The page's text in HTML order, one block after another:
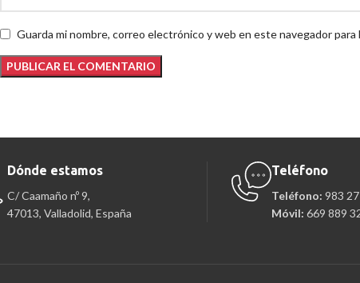
Guarda mi nombre, correo electrónico y web en este navegador para
Dónde estamos
C/ Caamaño nº 9,
47013, Valladolid, España
Teléfono
Teléfono: 983
Móvil: 669 889